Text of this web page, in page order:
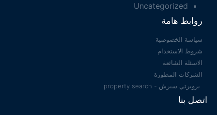
Uncategorized
روابط هامة
سياسة الخصوصية
شروط الاستخدام
الاسئلة الشائعة
الشركات المطورة
بروبرتي سيرش - property search
اتصل بنا